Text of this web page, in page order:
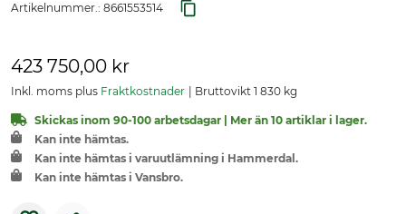
Artikelnummer.: 8661553514
423 750,00 kr
Inkl. moms plus Fraktkostnader Bruttovikt 1 830 kg
Skickas inom 90-100 arbetsdagar | Mer än 10 artiklar i lager.
Kan inte hämtas.
Kan inte hämtas i varuutlämning i Hammerdal.
Kan inte hämtas i Vansbro.